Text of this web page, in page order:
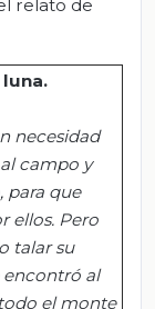
relato de
.
necesidad
campo y
para que
ellos. Pero
talar su
encontró al
el monte